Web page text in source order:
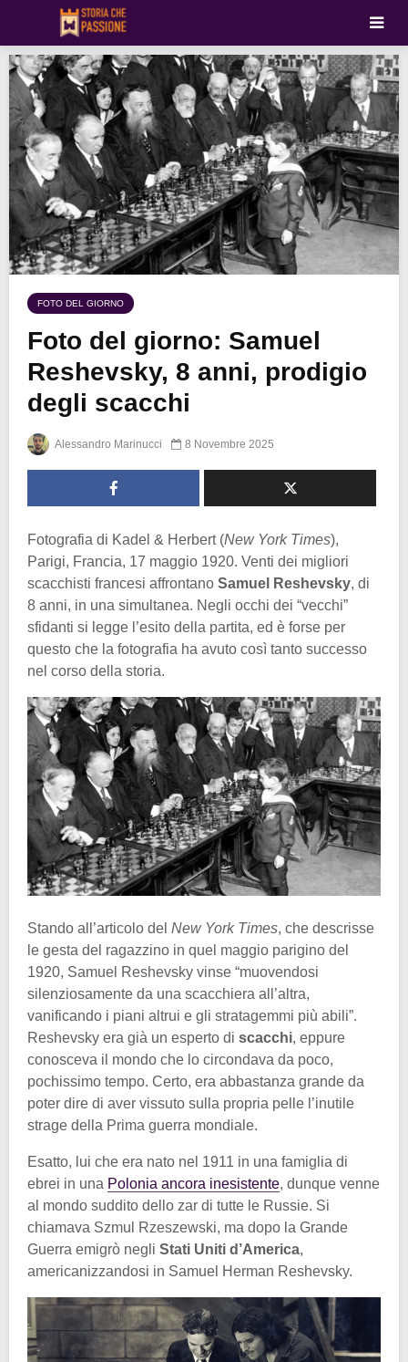
FOTO DEL GIORNO
Foto del giorno: Samuel
Reshevsky, 8 anni, prodigio
degli scacchi
Alessandro Marinucci 8 Novembre 2025
Fotografia di Kadel & Herbert (New York Times),
Parigi, Francia, 17 maggio 1920. Venti dei migliori
scacchisti francesi affrontano Samuel Reshevsky, di
8 anni, in una simultanea. Negli occhi dei “vecchi”
sfidanti si legge l’esito della partita, ed è forse per
questo che la fotografia ha avuto così tanto successo
nel corso della storia.
Stando all’articolo del New York Times, che descrisse
le gesta del ragazzino in quel maggio parigino del
1920, Samuel Reshevsky vinse “muovendosi
silenziosamente da una scacchiera all’altra,
vanificando i piani altrui e gli stratagemmi più abili”.
Reshevsky era già un esperto di scacchi, eppure
conosceva il mondo che lo circondava da poco,
pochissimo tempo. Certo, era abbastanza grande da
poter dire di aver vissuto sulla propria pelle l’inutile
strage della Prima guerra mondiale.
Esatto, lui che era nato nel 1911 in una famiglia di
ebrei in una Polonia ancora inesistente, dunque venne
al mondo suddito dello zar di tutte le Russie. Si
chiamava Szmul Rzeszewski, ma dopo la Grande
Guerra emigrò negli Stati Uniti d’America,
americanizzandosi in Samuel Herman Reshevsky.